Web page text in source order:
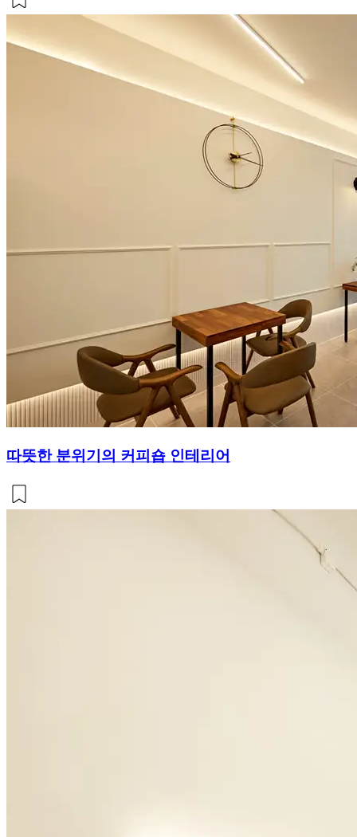
따뜻한 분위기의 커피숍 인테리어